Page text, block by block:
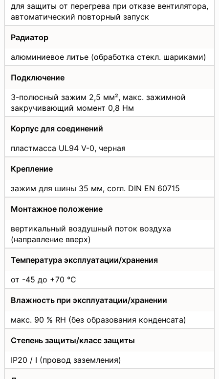
для защиты от перегрева при отказе вентилятора,
автоматический повторный запуск
Радиатор
алюминиевое литье (обработка стекл. шариками)
Подключение
3-полюсный зажим 2,5 мм², макс. зажимной
закручивающий момент 0,8 Нм
Корпус для соединений
пластмасса UL94 V-0, черная
Крепление
зажим для шины 35 мм, согл. DIN EN 60715
Монтажное положение
вертикальный воздушный поток воздуха
(направление вверх)
Температура эксплуатации/хранения
от -45 до +70 °C
Влажность при эксплуатации/хранении
макс. 90 % RH (без образования конденсата)
Степень защиты/класс защиты
IP20 / I (провод заземления)